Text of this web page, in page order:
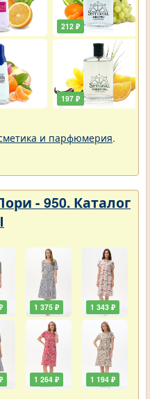
212 ₽
197 ₽
и парфюмерия.
- 950. Каталог
1 375 ₽
1 264 ₽
1 343 ₽
1 194 ₽